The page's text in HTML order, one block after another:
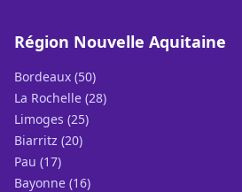
Région Nouvelle Aquitaine
Bordeaux (50)
La Rochelle (28)
Limoges (25)
Biarritz (20)
Pau (17)
Bayonne (16)